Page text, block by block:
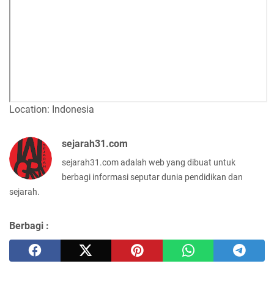
Location: Indonesia
sejarah31.com
sejarah31.com adalah web yang dibuat untuk
berbagi informasi seputar dunia pendidikan dan
sejarah.
Berbagi :